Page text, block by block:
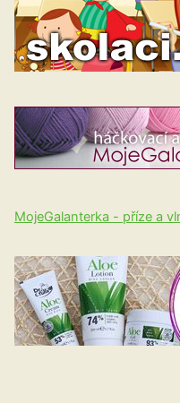
MojeGalanterka - příze a